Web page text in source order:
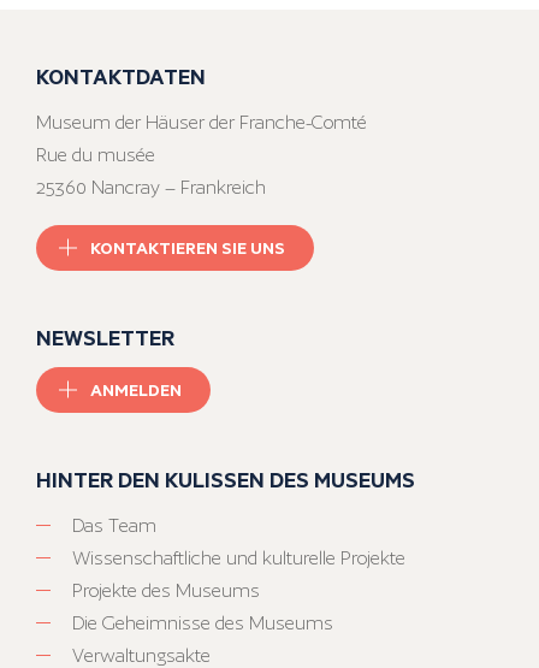
KONTAKTDATEN
Museum der Häuser der Franche-Comté
Rue du musée
25360 Nancray – Frankreich
KONTAKTIEREN SIE UNS
NEWSLETTER
ANMELDEN
HINTER DEN KULISSEN DES MUSEUMS
Das Team
Wissenschaftliche und kulturelle Projekte
Projekte des Museums
Die Geheimnisse des Museums
Verwaltungsakte